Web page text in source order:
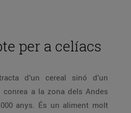
per a celíacs
d’un cereal sinó d’un
conrea a la zona dels Andes
anys. És un aliment molt